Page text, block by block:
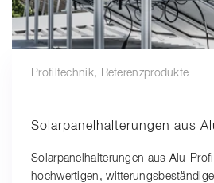
Profiltechnik, Referenzprodukte
Solarpanelhalterungen aus
Solarpanelhalterungen aus Alu-
hochwertigen,